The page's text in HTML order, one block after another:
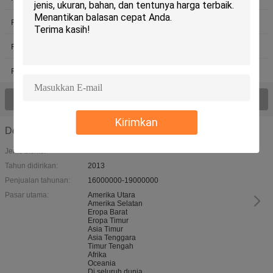
Kirimkan
Resin Kopolimer Vinil Asetat Resin MP
Resin Poliamida Untuk Tinta Cetak
Resin Akrilik Termoplastik
Detil perusahaan
Jenis bisnis:
Tahun didirikan:
2013
Penjualan tahunan:
16000000-19000000
Pasar utama:
Amerika Utara
Amerika Selatan
Eropa Barat
Eropa Timur
Asia Timur
Asia Tenggara
Timur Tengah
Afrika
Oceania